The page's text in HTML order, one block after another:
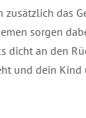
zusätzlich das
sorgen
dicht an den
und dein